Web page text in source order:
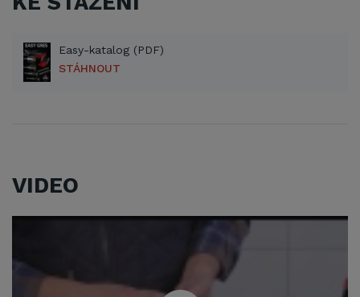
Easy-katalog (PDF)
STÁHNOUT
VIDEO